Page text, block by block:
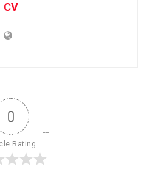
CV
0
Rating